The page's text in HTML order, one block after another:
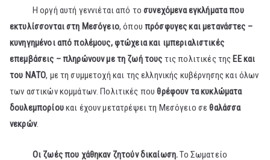
Η οργή αυτή γεννιέται από τοσυνεχόμενα εγκλήματα που
εκτυλίσσονται στη Μεσόγειο, όπου πρόσφυγες και μετανάστες –
κυνηγημένοι από πολέμους, φτώχεια και ιμπεριαλιστικές
επεμβάσεις – πληρώνουν με τη ζωή τους τις πολιτικές της ΕΕ και
του ΝΑΤΟ, με τη συμμετοχή και της ελληνικής κυβέρνησης και όλων
των αστικών κομμάτων. Πολιτικές πουθρέφουν τα κυκλώματα
δουλεμπορίουκαι έχουν μετατρέψει τη Μεσόγειο σεθαλάσσα
νεκρών.
Οι ζωές που χάθηκαν ζητούν δικαίωση.Το Σωματείο